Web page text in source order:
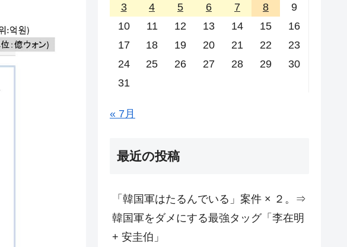
3
4 5 6 7 8
9
10
11 12 13 14 15
16
17
18 19 20 21 22
23
24
25 26 27 28 29
30
31
« 7月
最近の投稿
「韓国軍はたるんでいる」案件 × ２。⇒
韓国軍をダメにする最強タッグ「李在明
+ 安圭伯」